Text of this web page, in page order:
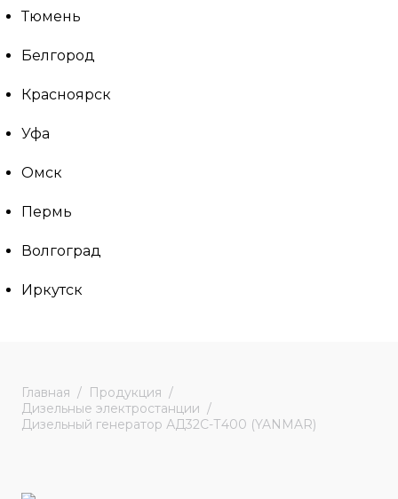
Тюмень
Белгород
Красноярск
Уфа
Омск
Пермь
Волгоград
Иркутск
Главная
Продукция
Дизельные электростанции
Дизельный генератор АД32С-Т400 (YANMAR)